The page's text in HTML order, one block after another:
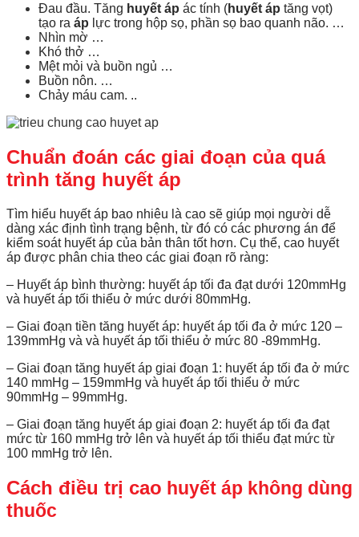
Đau đầu. Tăng huyết áp ác tính (huyết áp tăng vọt)
tạo ra áp lực trong hộp sọ, phần sọ bao quanh não. …
Nhìn mờ …
Khó thở …
Mệt mỏi và buồn ngủ …
Buồn nôn. …
Chảy máu cam. ..
Chuẩn đoán các giai đoạn của quá
trình tăng huyết áp
Tìm hiểu huyết áp bao nhiêu là cao sẽ giúp mọi người dễ
dàng xác định tình trạng bệnh, từ đó có các phương án để
kiểm soát huyết áp của bản thân tốt hơn. Cụ thể, cao huyết
áp được phân chia theo các giai đoạn rõ ràng:
– Huyết áp bình thường: huyết áp tối đa đạt dưới 120mmHg
và huyết áp tối thiểu ở mức dưới 80mmHg.
– Giai đoạn tiền tăng huyết áp: huyết áp tối đa ở mức 120 –
139mmHg và và huyết áp tối thiểu ở mức 80 -89mmHg.
– Giai đoạn tăng huyết áp giai đoạn 1: huyết áp tối đa ở mức
140 mmHg – 159mmHg và huyết áp tối thiểu ở mức
90mmHg – 99mmHg.
– Giai đoạn tăng huyết áp giai đoạn 2: huyết áp tối đa đạt
mức từ 160 mmHg trở lên và huyết áp tối thiểu đạt mức từ
100 mmHg trở lên.
Cách điều trị cao huyết áp không dùng
thuốc